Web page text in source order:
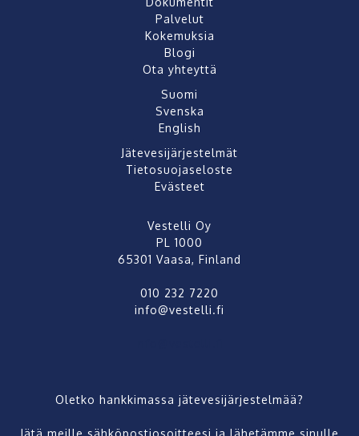
Palvelut
Kokemuksia
Blogi
Ota yhteyttä
Suomi
Svenska
English
Jätevesijärjestelmät
Tietosuojaseloste
Evästeet
Vestelli Oy
PL 1000
65301 Vaasa, Finland
010 232 7220
info@vestelli.fi
Oletko hankkimassa jätevesijärjestelmää?
Jätä meille sähköpostiosoitteesi ja lähetämme sinulle